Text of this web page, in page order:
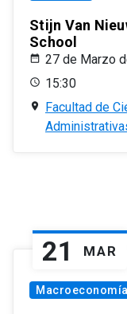
Stijn Van
School
27 de Marzo
15:30
Facultad de
21 MAR
Macroeconomía